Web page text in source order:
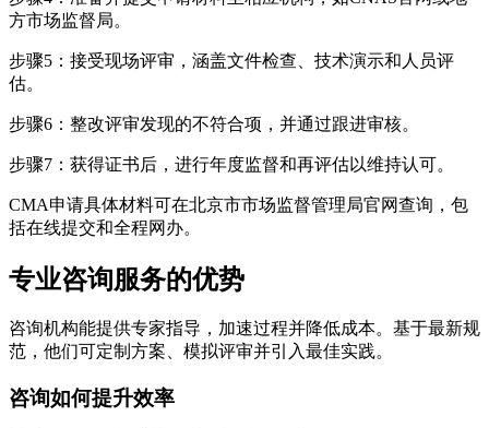
方市场监督局。
步骤5：接受现场评审，涵盖文件检查、技术演示和人员评
估。
步骤6：整改评审发现的不符合项，并通过跟进审核。
步骤7：获得证书后，进行年度监督和再评估以维持认可。
CMA申请具体材料可在北京市市场监督管理局官网查询，包
括在线提交和全程网办。
专业咨询服务的优势
咨询机构能提供专家指导，加速过程并降低成本。基于最新规
范，他们可定制方案、模拟评审并引入最佳实践。
咨询如何提升效率